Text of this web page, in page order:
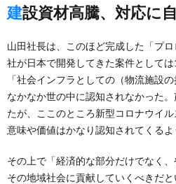
建設資材高騰、対応に
山田社長は、このほど完成した「プ
社が日本で開発してきた案件として
「社会インフラとしての（物流施設
なかなか世の中に認知されなかった
たが、ここのところ新型コロナウイ
意味や価値はかなり認知されてくるよ
その上で「経済的な部分だけでなく、
その地域社会に貢献していくべきだ